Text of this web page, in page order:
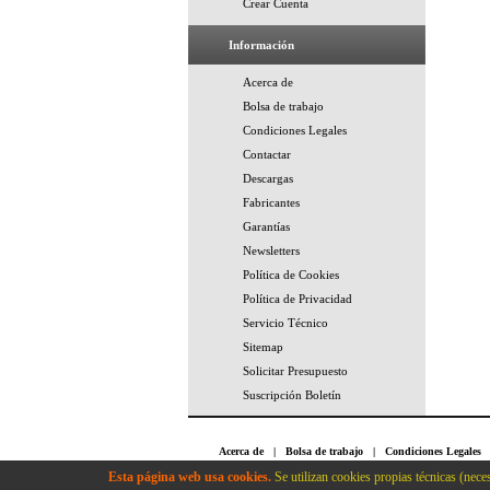
Crear Cuenta
Información
Acerca de
Bolsa de trabajo
Condiciones Legales
Contactar
Descargas
Fabricantes
Garantías
Newsletters
Política de Cookies
Política de Privacidad
Servicio Técnico
Sitemap
Solicitar Presupuesto
Suscripción Boletín
Acerca de| Bolsa de trabajo | Condiciones Legales
Cookies|Política de Privacidad | Servicio Técnico
Esta página web usa cookies.Se utilizan cookies propias técnicas